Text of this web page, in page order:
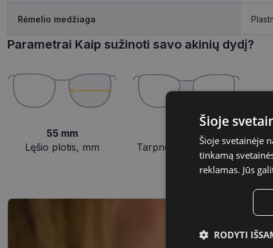
Rėmelio medžiaga
Parametrai Kaip sužinoti savo akinių dydį?
55 mm
Lęšio plotis, mm
19 mm
Tarpnosės plotis, mm
Šioje
Šioje svetainėje
tinkamą
reklamas. Jūs
RODYTI